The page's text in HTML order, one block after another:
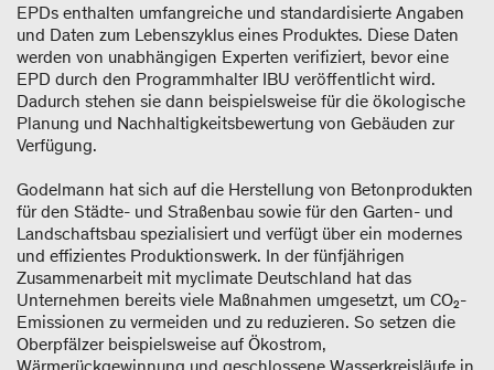
EPDs enthalten umfangreiche und standardisierte Angaben
und Daten zum Lebenszyklus eines Produktes. Diese Daten
werden von unabhängigen Experten verifiziert, bevor eine
EPD durch den Programmhalter IBU veröffentlicht wird.
Dadurch stehen sie dann beispielsweise für die ökologische
Planung und Nachhaltigkeitsbewertung von Gebäuden zur
Verfügung.
Godelmann hat sich auf die Herstellung von Betonprodukten
für den Städte- und Straßenbau sowie für den Garten- und
Landschaftsbau spezialisiert und verfügt über ein modernes
und effizientes Produktionswerk. In der fünfjährigen
Zusammenarbeit mit myclimate Deutschland hat das
Unternehmen bereits viele Maßnahmen umgesetzt, um CO₂-
Emissionen zu vermeiden und zu reduzieren. So setzen die
Oberpfälzer beispielsweise auf Ökostrom,
Wärmerückgewinnung und geschlossene Wasserkreisläufe in